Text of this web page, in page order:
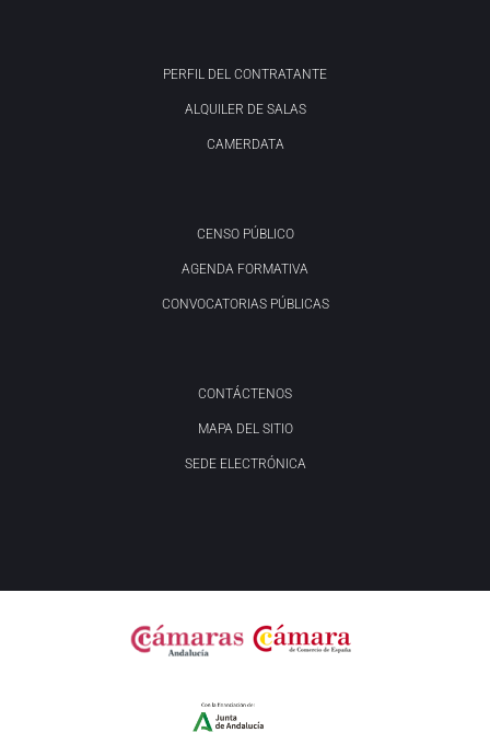
PERFIL DEL CONTRATANTE
ALQUILER DE SALAS
CAMERDATA
CENSO PÚBLICO
AGENDA FORMATIVA
CONVOCATORIAS PÚBLICAS
CONTÁCTENOS
MAPA DEL SITIO
SEDE ELECTRÓNICA